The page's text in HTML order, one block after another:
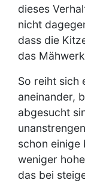
dieses
nicht
dass die
das
So reiht sich
aneinander,
abgesucht
schon einige
weniger
das bei